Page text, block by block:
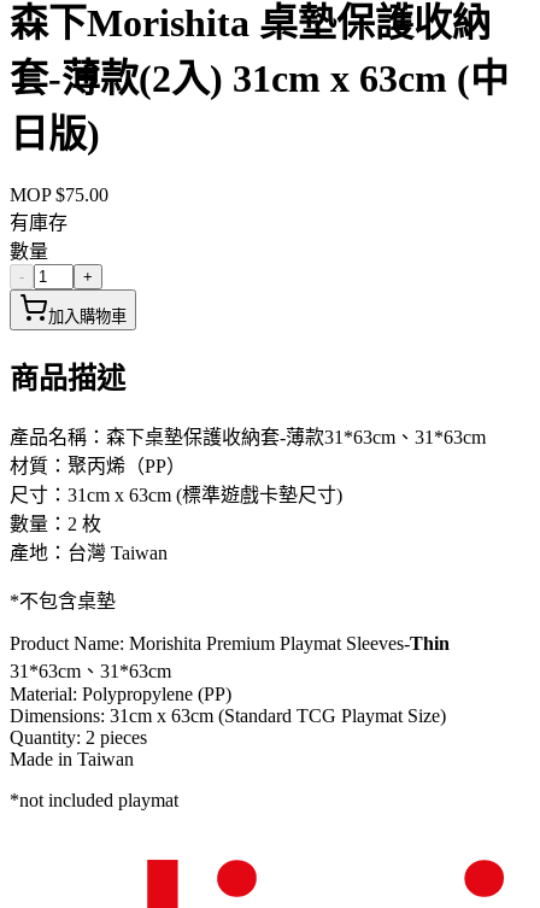
森下Morishita 桌墊保護收納
套-薄款(2入) 31cm x 63cm (中
日版)
MOP $75.00
有庫存
數量
- +
加入購物車
商品描述
產品名稱：森下桌墊保護收納套-薄款31*63cm、31*63cm
材質：聚丙烯（PP）
尺寸：31cm x 63cm (標準遊戲卡墊尺寸)
數量：2 枚
產地：台灣 Taiwan
*不包含桌墊
Product Name: Morishita Premium Playmat Sleeves-Thin
31*63cm、31*63cm
Material: Polypropylene (PP)
Dimensions: 31cm x 63cm (Standard TCG Playmat Size)
Quantity: 2 pieces
Made in Taiwan
*not included playmat